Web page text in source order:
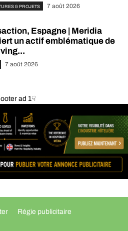
& PROJETS 7 août 2026
Espagne | Meridia
un actif emblématique de
7 août 2026
ad 1☟
Régie publicitaire